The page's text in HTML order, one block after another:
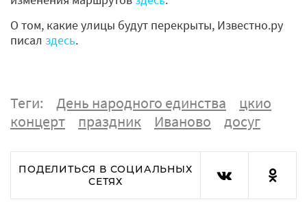
О том, какие улицы будут перекрыты, Известно.ру
писал здесь.
Теги: День народного единства
цкио
концерт
праздник Иваново досуг
ПОДЕЛИТЬСЯ В СОЦИАЛЬНЫХ
СЕТЯХ